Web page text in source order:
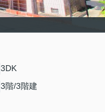
3DK
3階/3階建